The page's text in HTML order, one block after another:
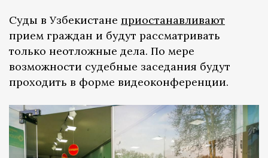
Суды в Узбекистане приостанавливают
прием граждан и будут рассматривать
только неотложные дела. По мере
возможности судебные заседания будут
проходить в форме видеоконференции.